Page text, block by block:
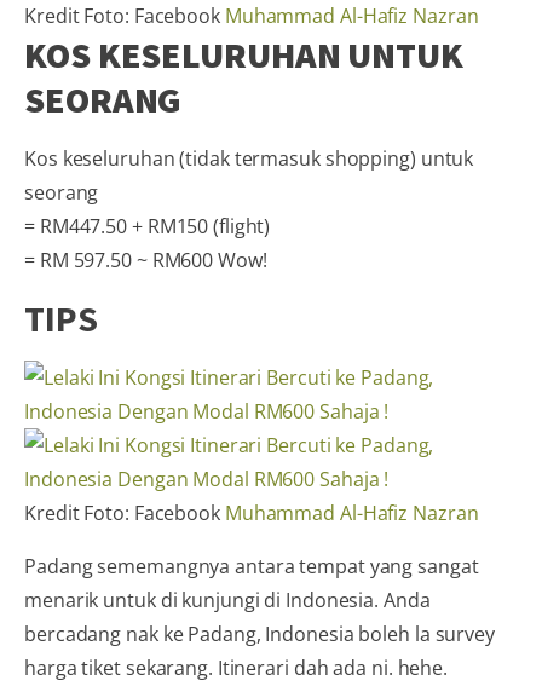
Kredit Foto: Facebook Muhammad Al-Hafiz Nazran
KOS KESELURUHAN UNTUK
SEORANG
Kos keseluruhan (tidak termasuk shopping) untuk
seorang
= RM447.50 + RM150 (flight)
= RM 597.50 ~ RM600 Wow!
TIPS
Kredit Foto: Facebook Muhammad Al-Hafiz Nazran
Padang sememangnya antara tempat yang sangat
menarik untuk di kunjungi di Indonesia. Anda
bercadang nak ke Padang, Indonesia boleh la survey
harga tiket sekarang. Itinerari dah ada ni. hehe.